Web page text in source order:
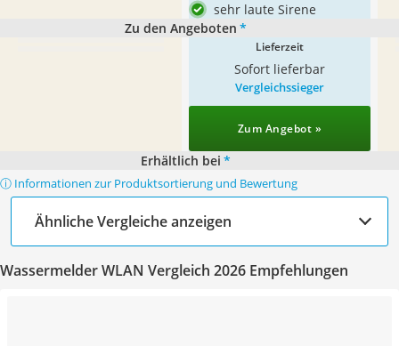
sehr laute Sirene
Zu den Angeboten *
Lieferzeit
Sofort lieferbar
Vergleichssieger
Zum Angebot »
Erhältlich bei *
ⓘ Informationen zur Produktsortierung und Bewertung
Ähnliche Vergleiche anzeigen
Wassermelder WLAN Vergleich 2026 Empfehlungen